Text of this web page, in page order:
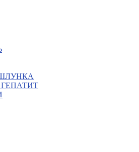
за контактування з
договорів
мову
мову
жестових мов різних країн
мова для поліцейських"
схеми
жестовою мовою